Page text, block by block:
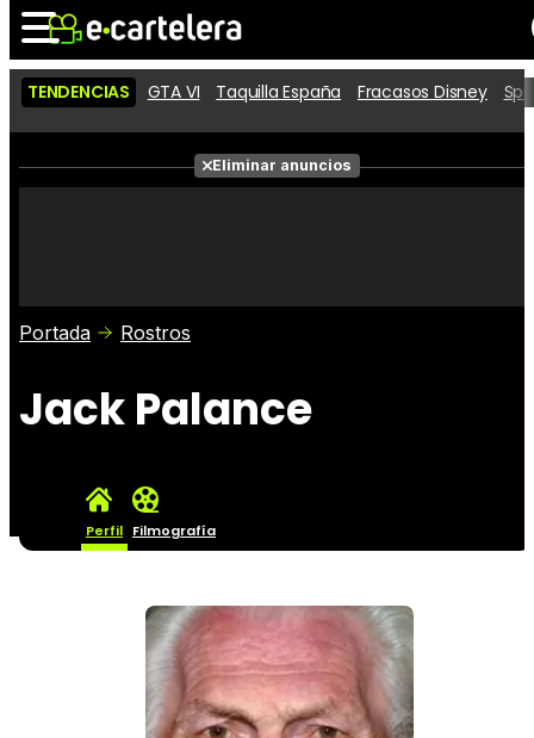
Noticias Cartelera
Películas
Críticas
TENDENCIAS GTA VI Taquilla España Fracasos Disney
Eliminar anuncios
Portada Rostros
Jack Palance
Perfil Filmografía